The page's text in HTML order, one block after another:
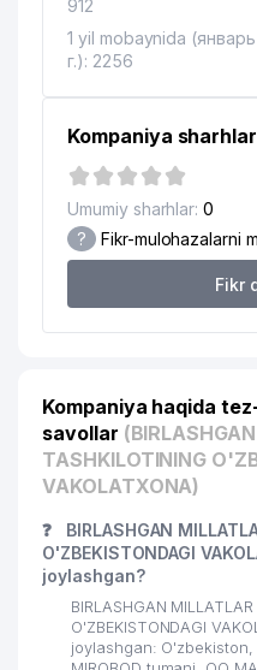
14
MADANIYAT
MADANIYAT VA
RIVOJLANTIRISH
GO'ZAL-SEVINCH
JOY MULK
16 INVEST FINANCE
17
CHIMKENT
18
19
SAVA KONSALT
KORXONASI
20 TASHKENT
22 KDB BANK
23 GLOBAL
24
PINK-SUNRISE
912
1 yil mobaynida
г.): 2256
Kompaniya
Umumiy sharhlar: 0
? Fikr-mulohazalarni
Fikr
Kompaniya haqida
savollar
TASHKILOTINING
VAKOLATXONA)
❓
BIRLASHGAN
O'ZBEKISTONDAGI
joylashgan?
BIRLASHGAN
O'ZBEKISTONDAGI
joylashgan: O'zbekiston,